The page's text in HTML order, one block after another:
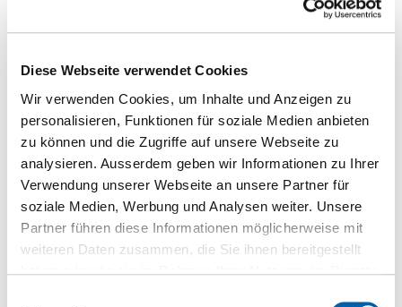
Diese Webseite verwendet Cookies
Wir verwenden Cookies, um Inhalte und Anzeigen zu
personalisieren, Funktionen für soziale Medien anbieten
zu können und die Zugriffe auf unsere Webseite zu
analysieren. Ausserdem geben wir Informationen zu Ihrer
Verwendung unserer Webseite an unsere Partner für
soziale Medien, Werbung und Analysen weiter. Unsere
Partner führen diese Informationen möglicherweise mit
weiteren Daten zusammen, die Sie ihnen bereitgestellt
haben oder die sie im Rahmen Ihrer Nutzung der Dienste
Produktkategorien
Boden
Parkett